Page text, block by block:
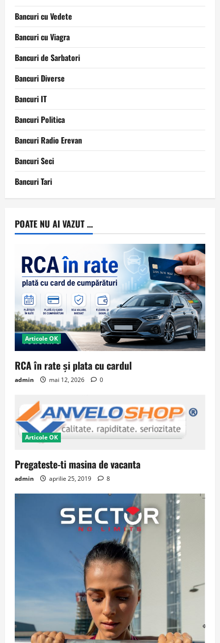
Bancuri cu Vedete
Bancuri cu Viagra
Bancuri de Sarbatori
Bancuri Diverse
Bancuri IT
Bancuri Politica
Bancuri Radio Erevan
Bancuri Seci
Bancuri Tari
POATE NU AI VAZUT ...
Articole OK
RCA în rate și plata cu cardul
admin mai 12, 2026 0
Articole OK
Pregateste-ti masina de vacanta
admin aprilie 25, 2019 8